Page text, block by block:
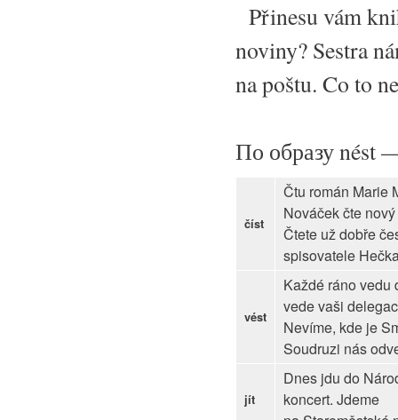
Přinesu vám
noviny? Sestra
na poštu. Co to
По образу nést
číst
Čtu román Marie
Nováček čte
Čtete už dobře
spisovatele
vést
Každé ráno vedu
vede vaši
Nevíme, kde je
Soudruzi nás
jít
Dnes jdu do
koncert. Jdeme